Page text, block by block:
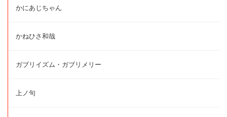
かにあじちゃん
かねひさ和哉
ガブリイズム・ガブリメリー
上ノ句